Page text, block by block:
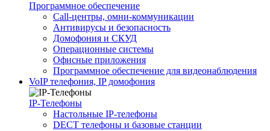
Программное обеспечение
Call-центры, омни-коммуникации
Антивирусы и безопасность
Домофония и СКУД
Операционные системы
Офисные приложения
Программное обеспечение для видеонаблюдения
VoIP телефония, IP домофония
IP-Телефоны
Настольные IP-телефоны
DECT телефоны и базовые станции